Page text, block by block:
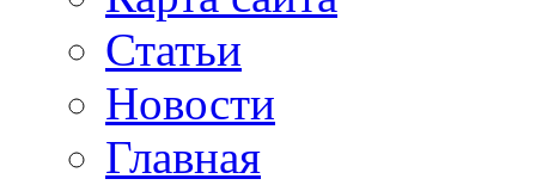
Статьи
Новости
Главная